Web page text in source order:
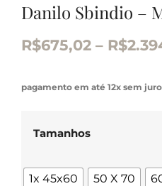
Danilo Sbindio –
R$675,02 – R$
pagamento em até 12x sem
Tamanhos
1x 45x60 50 X 70